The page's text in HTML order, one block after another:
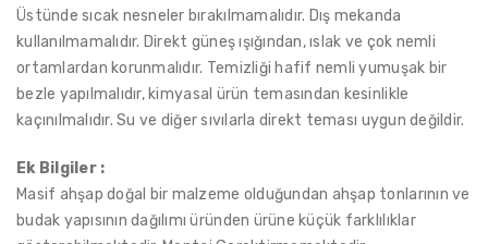
Üstünde sıcak nesneler bırakılmamalıdır. Dış mekanda
kullanılmamalıdır. Direkt güneş ışığından, ıslak ve çok nemli
ortamlardan korunmalıdır. Temizliği hafif nemli yumuşak bir
bezle yapılmalıdır, kimyasal ürün temasından kesinlikle
kaçınılmalıdır. Su ve diğer sıvılarla direkt teması uygun değildir.
Ek Bilgiler :
Masif ahşap doğal bir malzeme olduğundan ahşap tonlarının ve
budak yapısının dağılımı üründen ürüne küçük farklılıklar